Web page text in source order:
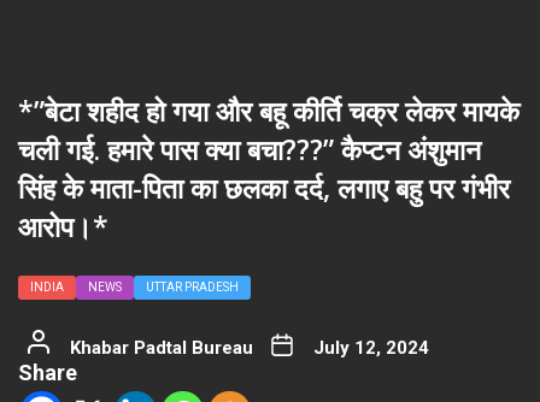
*”बेटा शहीद हो गया और बहू कीर्ति चक्र लेकर मायके
चली गई. हमारे पास क्या बचा???” कैप्टन अंशुमान
सिंह के माता-पिता का छलका दर्द, लगाए बहु पर गंभीर
आरोप।*
INDIA NEWS UTTAR PRADESH
Khabar Padtal Bureau July 12, 2024
Share